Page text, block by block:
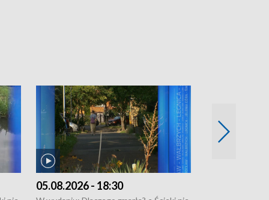
05.08.2026 - 18:30